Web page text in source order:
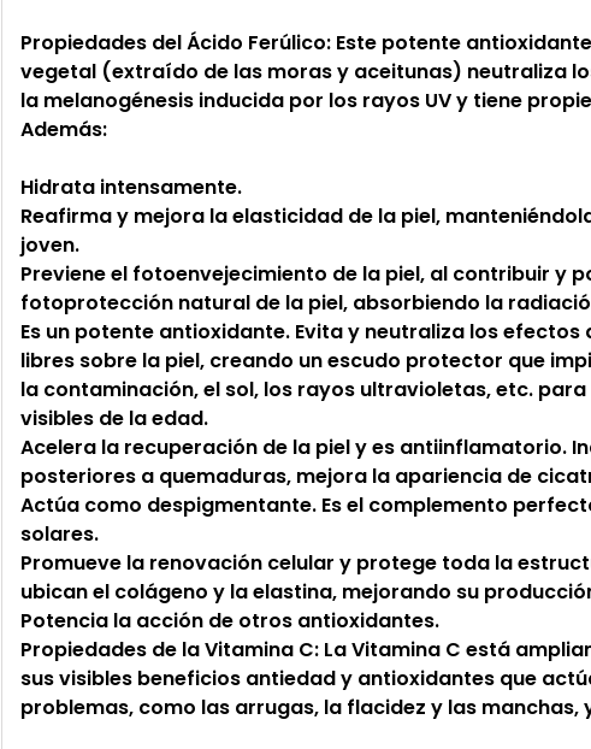
Propiedades del Ácido Ferúlico: Este potente
vegetal (extraído de las moras y aceitunas) neutraliza
la melanogénesis inducida por los rayos UV y tiene
Además:
Hidrata intensamente.
Reafirma y mejora la elasticidad de la piel,
joven.
Previene el fotoenvejecimiento de la piel, al contribuir y
fotoprotección natural de la piel, absorbiendo la
Es un potente antioxidante. Evita y neutraliza los efectos
libres sobre la piel, creando un escudo protector que
la contaminación, el sol, los rayos ultravioletas, etc.
visibles de la edad.
Acelera la recuperación de la piel y es antiinflamatorio.
posteriores a quemaduras, mejora la apariencia de
Actúa como despigmentante. Es el complemento
solares.
Promueve la renovación celular y protege toda la
ubican el colágeno y la elastina, mejorando su
Potencia la acción de otros antioxidantes.
Propiedades de la Vitamina C: La Vitamina C está
sus visibles beneficios antiedad y antioxidantes que
problemas, como las arrugas, la flacidez y las manchas,